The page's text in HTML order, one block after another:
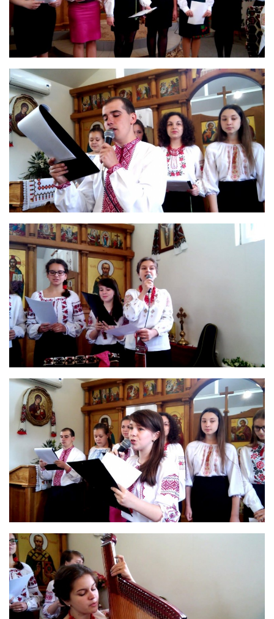
Св. Апостола Андрія Первозванного (с. Засулля)
Св. Миколая (с. Деменки)
Успіння Пресвятої Богородиці (м. Кременчук)
Успіння Пресвятої Богородиці (м. Лубни)
Парохії Сумської області
Введення в храм Богородиці (м. Суми)
Матері Божої Неустанної Помочі (м. Охтирка)
Монастирі
Свято-Покровський монастир оо Василіян
Свято-Івано-Павлівський монастир сестер Згромадження
Св. Йосифа ОПДМ
Монастир сестер милосердя Св. Вінкентія. Дім Милосердя
Монастир Успення Пресвятої Богородиці Сестер Чину
Святого Василія Великого
Комісії
Катехитична комісія
Комісія у справах молоді
Комісія у справах родини
Комісія з питань душпастирства охорони здоров’я
Спільноти
Квіти Слобожанщини
Харківщина
Полтавщина
Сумщина
Оголошення
Трансляції